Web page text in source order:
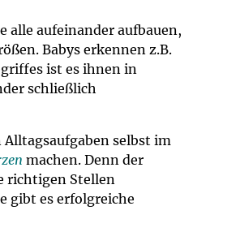
alle aufeinander aufbauen,
Babys erkennen z.B.
ist es ihnen in
schließlich
selbst im
machen. Denn der
richtigen Stellen
gibt es erfolgreiche